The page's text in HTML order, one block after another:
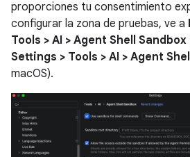
proporciones tu consentimiento
configurar la zona de pruebas, ve a
Tools > AI > Agent Shell Sandbox
Settings > Tools > AI > Agent
macOS).